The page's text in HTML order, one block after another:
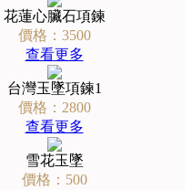
花蓮心臟石項鍊
價格：3500
查看更多
台灣玉墜項鍊1
價格：2800
查看更多
雪花玉墜
價格：500